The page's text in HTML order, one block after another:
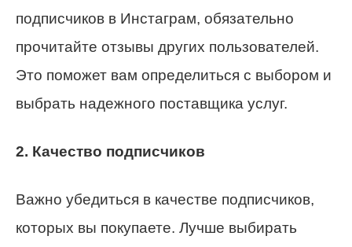
подписчиков в Инстаграм, обязательно
прочитайте отзывы других пользователей.
Это поможет вам определиться с выбором и
выбрать надежного поставщика услуг.
2. Качество подписчиков
Важно убедиться в качестве подписчиков,
которых вы покупаете. Лучше выбирать